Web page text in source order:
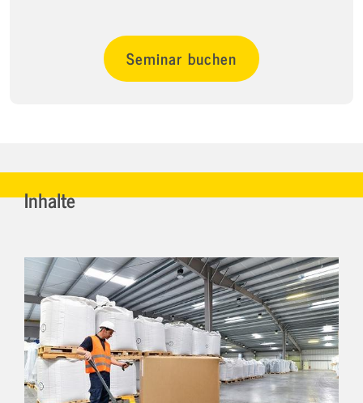
Seminar buchen
Inhalte